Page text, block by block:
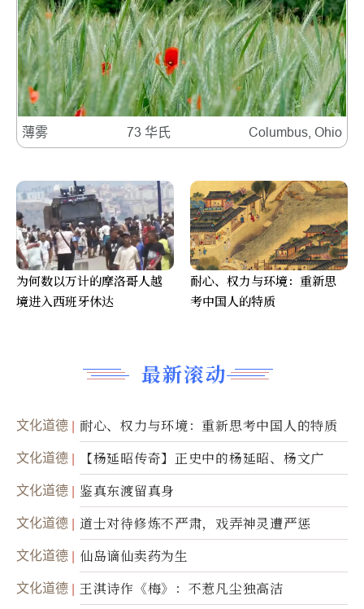
薄雾 73 华氏 Columbus, Ohio
最新滚动
文化道德 耐心、权力与环境：重新思考中国人的特质
文化道德 【杨延昭传奇】正史中的杨延昭、杨文广
文化道德 鉴真东渡留真身
文化道德 道士对待修炼不严肃，戏弄神灵遭严惩
文化道德 仙岛谪仙卖药为生
文化道德 王淇诗作《梅》：不惹凡尘独高洁
为何数以万计的摩洛哥人越
境进入西班牙休达
耐心、权力与环境：重新思
考中国人的特质